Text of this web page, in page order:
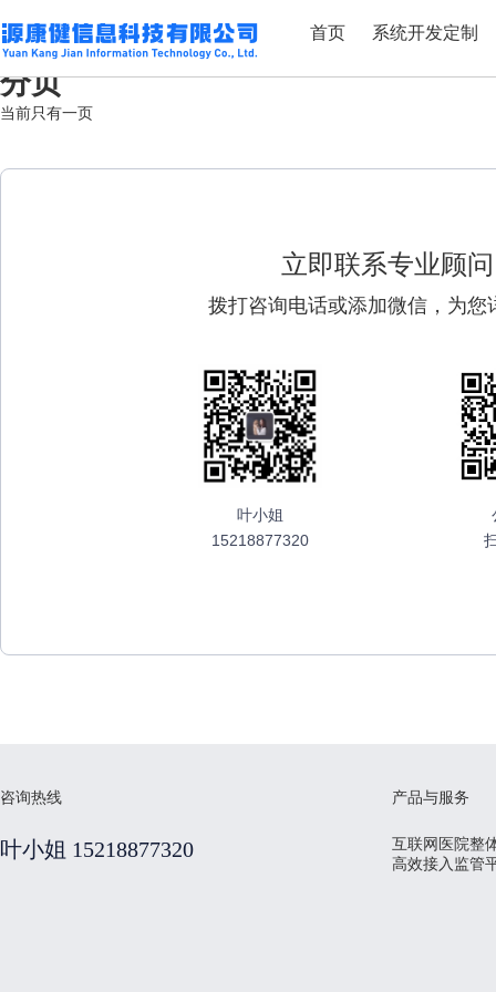
首页 系统开发定制
标签：广州互联网医院三级等保
广州互联网医院三级等保：实现医疗安全的技术守护者！
分页
当前只有一页
立即联系专业顾问
拨打咨询电话或添加微信，为您
叶小姐
15218877320
咨询热线
叶小姐 15218877320
产品与服务
互联网医院整
高效接入监管